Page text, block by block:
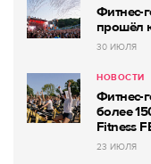
Фитнес-
прошёл
30 ИЮЛЯ
НОВОСТИ
Фитнес-
более
Fitness
23 ИЮЛЯ